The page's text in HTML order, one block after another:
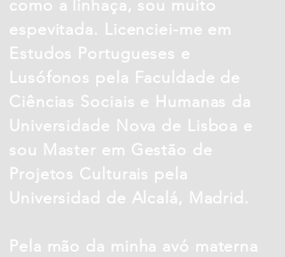
como a linhaça, sou muito
espevitada. Licenciei-me em
Estudos Portugueses e
Lusófonos pela Faculdade de
Ciências Sociais e Humanas da
Universidade Nova de Lisboa e
sou Master em Gestão de
Projetos Culturais pela
Universidad de Alcalá, Madrid.
Pela mão da minha avó materna